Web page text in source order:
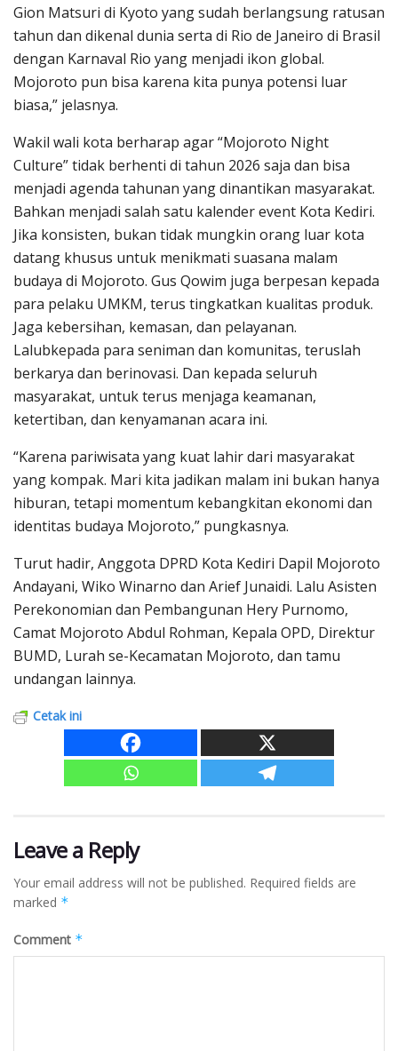
Gion Matsuri di Kyoto yang sudah berlangsung ratusan
tahun dan dikenal dunia serta di Rio de Janeiro di Brasil
dengan Karnaval Rio yang menjadi ikon global.
Mojoroto pun bisa karena kita punya potensi luar
biasa,” jelasnya.
Wakil wali kota berharap agar “Mojoroto Night
Culture” tidak berhenti di tahun 2026 saja dan bisa
menjadi agenda tahunan yang dinantikan masyarakat.
Bahkan menjadi salah satu kalender event Kota Kediri.
Jika konsisten, bukan tidak mungkin orang luar kota
datang khusus untuk menikmati suasana malam
budaya di Mojoroto. Gus Qowim juga berpesan kepada
para pelaku UMKM, terus tingkatkan kualitas produk.
Jaga kebersihan, kemasan, dan pelayanan.
Lalubkepada para seniman dan komunitas, teruslah
berkarya dan berinovasi. Dan kepada seluruh
masyarakat, untuk terus menjaga keamanan,
ketertiban, dan kenyamanan acara ini.
“Karena pariwisata yang kuat lahir dari masyarakat
yang kompak. Mari kita jadikan malam ini bukan hanya
hiburan, tetapi momentum kebangkitan ekonomi dan
identitas budaya Mojoroto,” pungkasnya.
Turut hadir, Anggota DPRD Kota Kediri Dapil Mojoroto
Andayani, Wiko Winarno dan Arief Junaidi. Lalu Asisten
Perekonomian dan Pembangunan Hery Purnomo,
Camat Mojoroto Abdul Rohman, Kepala OPD, Direktur
BUMD, Lurah se-Kecamatan Mojoroto, dan tamu
undangan lainnya.
Cetak ini
Leave a Reply
Your email address will not be published. Required fields are
marked *
Comment *